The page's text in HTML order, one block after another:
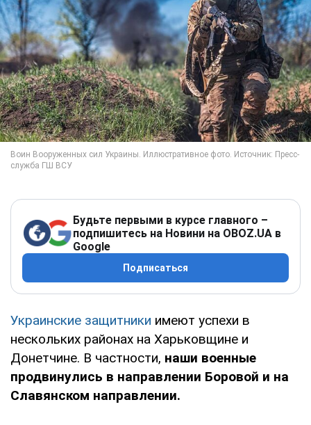
Будьте первыми в курсе главного –
подпишитесь на Новини на OBOZ.UA в
Google
Подписаться
Украинские защитники имеют успехи в
нескольких районах на Харьковщине и
Донетчине. В частности, наши военные
продвинулись в направлении Боровой и на
Славянском направлении.